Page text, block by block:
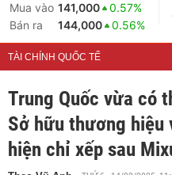
Mua vào 141,000
0.57%
Bán ra
144,000 0.56%
TÀI CHÍNH QUỐC TẾ
Trung Quốc vừa có
Sở hữu thương hiệu
hiện chỉ xếp sau